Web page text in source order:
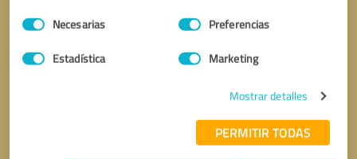
Selección
de
Necesarias Preferencias
Estadística Marketing
Mostrar detalles
PERMITIR TODAS
Solicitar una llamada * campos obligatorios